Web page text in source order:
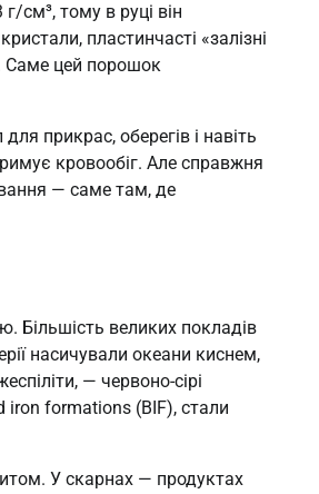
см³, тому в руці він
пластинчасті «залізні
Саме цей порошок
прикрас, оберегів і навіть
кровообіг. Але справжня
— саме там, де
Більшість великих покладів
насичували океани киснем,
— червоно-сірі
iron formations (BIF), стали
У скарнах — продуктах